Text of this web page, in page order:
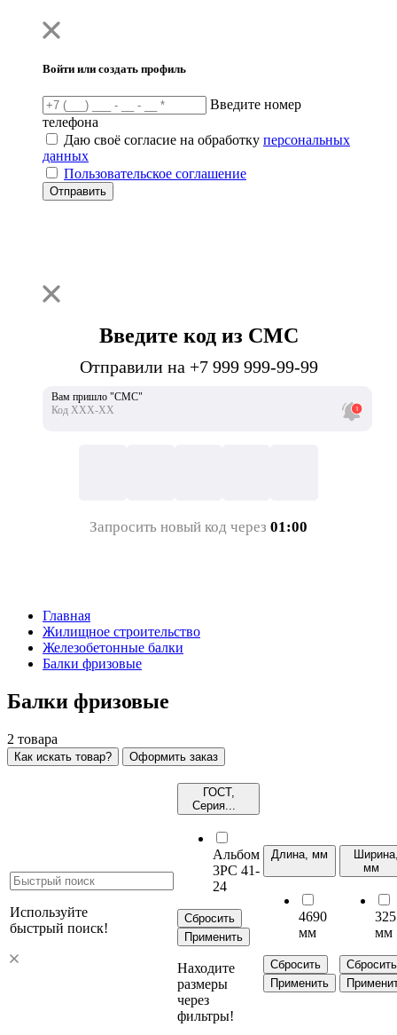
Войти или создать профиль
Введите номер
телефона
Даю своё согласие на обработку персональных
данных
Пользовательское соглашение
Отправить
Введите код из СМС
Отправили на +7 999 999-99-99
Вам пришло "СМС"
Код ХХХ-ХХ
Запросить новый код через 01:00
Главная
Жилищное строительство
Железобетонные балки
Балки фризовые
Балки фризовые
2 товара
Как искать товар? Оформить заказ
Используйте
быстрый поиск!
ГОСТ,
Серия...
Альбом
3РС 41-
24
Сбросить
Применить
Находите
размеры
через
фильтры!
Длина, мм
4690
мм
Сбросить
Применить
мм
325
мм
Сбросить